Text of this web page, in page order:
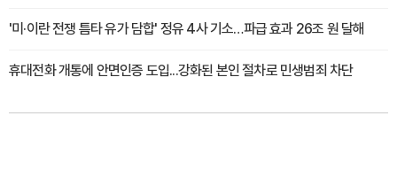
'미·이란 전쟁 틈타 유가 담합' 정유 4사 기소…파급 효과 26조 원 달해
휴대전화 개통에 안면인증 도입...강화된 본인 절차로 민생범죄 차단